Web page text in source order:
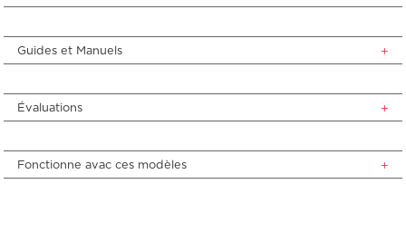
Guides et Manuels
Évaluations
Fonctionne avac ces modèles